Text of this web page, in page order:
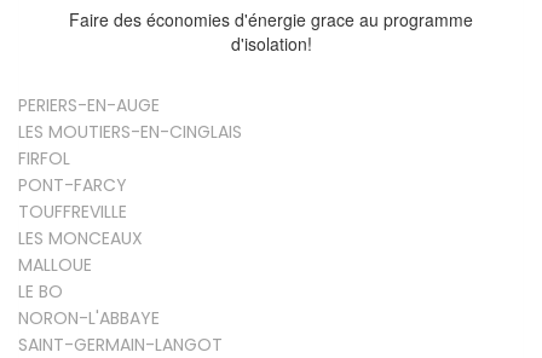
Faire des économies d'énergie grace au programme
d'isolation!
PERIERS-EN-AUGE
LES MOUTIERS-EN-CINGLAIS
FIRFOL
PONT-FARCY
TOUFFREVILLE
LES MONCEAUX
MALLOUE
LE BO
NORON-L'ABBAYE
SAINT-GERMAIN-LANGOT